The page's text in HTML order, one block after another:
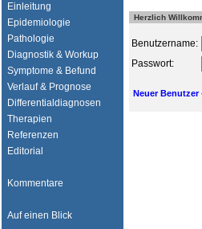
Einleitung
Epidemiologie
Pathologie
Diagnostik & Workup
Symptome & Befund
Verlauf & Prognose
Differentialdiagnosen
Therapien
Referenzen
Editorial
Kommentare
Auf einen Blick
Herzlich
Benutzername:
Passwort:
Neuer Benutzer